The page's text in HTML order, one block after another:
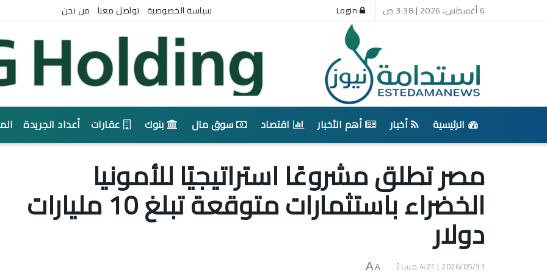
6 أغسطس، 2026 | 3:38 ص سياسة الخصوصية تواصل معنا من نحن
الرئيسية أخبار أهم الأخبار اقتصاد سوق مال بنوك عقارات أعداد الجريدة
مصر تطلق مشروعًا استراتيجيًا للأمونيا
الخضراء باستثمارات متوقعة تبلغ 10 مليارات
دولار
2026/05/31 | 4:21 مساءً A
A